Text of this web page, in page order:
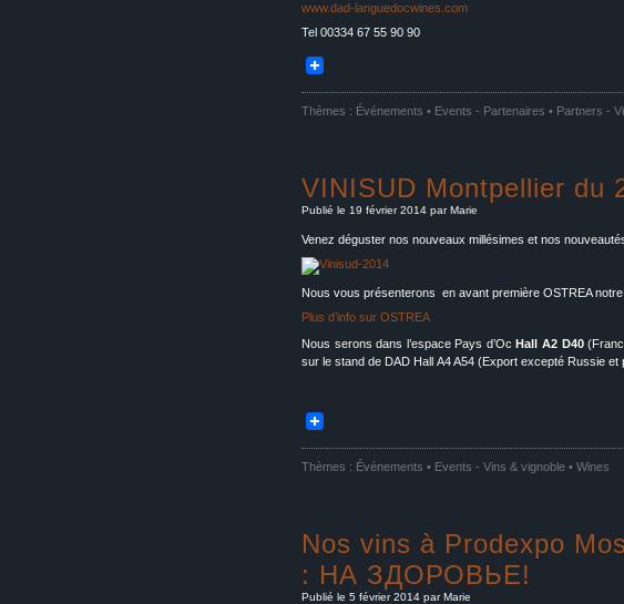
www.dad-languedocwines.com
Tel 00334 67 55 90 90
Thèmes : Événements • Events - Partenaires • Partners -
VINISUD Montpellier du
Publié le 19 février 2014 par Marie
Venez déguster nos nouveaux millésimes et nos
Nous vous présenterons en avant première OSTREA
Plus d’info sur OSTREA
Nous serons dans l’espace Pays d’OcHall A2 D40
sur le stand de DAD Hall A4 A54 (Export excepté Russie et
Thèmes : Événements • Events - Vins & vignoble • Wines
Nos vins à Prodexpo
: НА ЗДОРОВЬЕ!
Publié le 5 février 2014 par Marie